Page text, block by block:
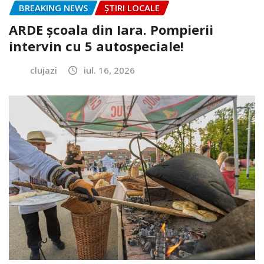
BREAKING NEWS ȘTIRI LOCALE
ARDE școala din Iara. Pompierii
intervin cu 5 autospeciale!
clujazi iul. 16, 2026